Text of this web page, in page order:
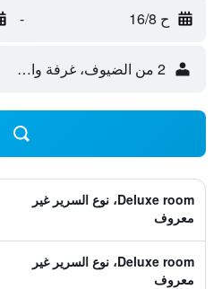
ح 16/8 -
2 من الضيوف، غرفة واحدة
Deluxe room، نوع السرير غير
معروف
Deluxe room، نوع السرير غير
معروف